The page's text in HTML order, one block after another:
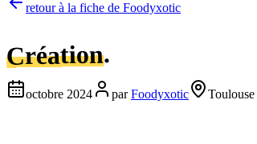
retour à la fiche de Foodyxotic
Création.
octobre 2024 par Foodyxotic Toulouse